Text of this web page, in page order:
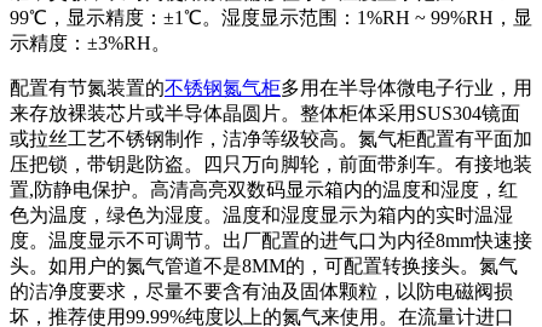
99℃，显示精度：±1℃。湿度显示范围：1%RH ~ 99%RH，显
示精度：±3%RH。
配置有节氮装置的不锈钢氮气柜多用在半导体微电子行业，用
来存放裸装芯片或半导体晶圆片。整体柜体采用SUS304镜面
或拉丝工艺不锈钢制作，洁净等级较高。氮气柜配置有平面加
压把锁，带钥匙防盗。四只万向脚轮，前面带刹车。有接地装
置,防静电保护。高清高亮双数码显示箱内的温度和湿度，红
色为温度，绿色为湿度。温度和湿度显示为箱内的实时温湿
度。温度显示不可调节。出厂配置的进气口为内径8mm快速接
头。如用户的氮气管道不是8MM的，可配置转换接头。氮气
的洁净度要求，尽量不要含有油及固体颗粒，以防电磁阀损
坏，推荐使用99.99%纯度以上的氮气来使用。在流量计进口